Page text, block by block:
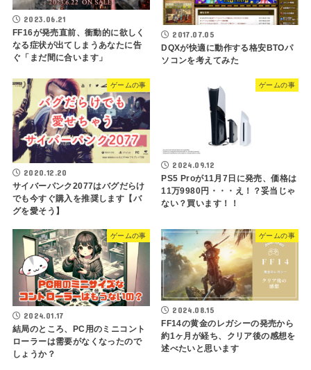
2023.06.21
FF16が発売直前、衝動的に欲しく
なる症状が出てしまうあなたに告
ぐ「まだ間に合います」
2017.07.05
DQXが快適に動作する格安BTOパ
ソコンを考えてみた
ゲームの事
2020.12.20
サイバーパンク2077はバグだらけ
でも今すぐ購入を推奨します【バ
グを愛そう】
ゲームの事
2024.09.12
PS5 Proが11月7日に発売、価格は
11万9980円・・・え！？妥当じゃ
ない？買います！！
ゲームの事
2024.01.17
結局のところ、PC用のミニコント
ローラーは需要がなくなったので
しょうか？
ゲームの事
2024.08.15
FF14の黄金のレガシーの発売から
約1ヶ月が経ち、クリア後の感想を
述べたいと思います